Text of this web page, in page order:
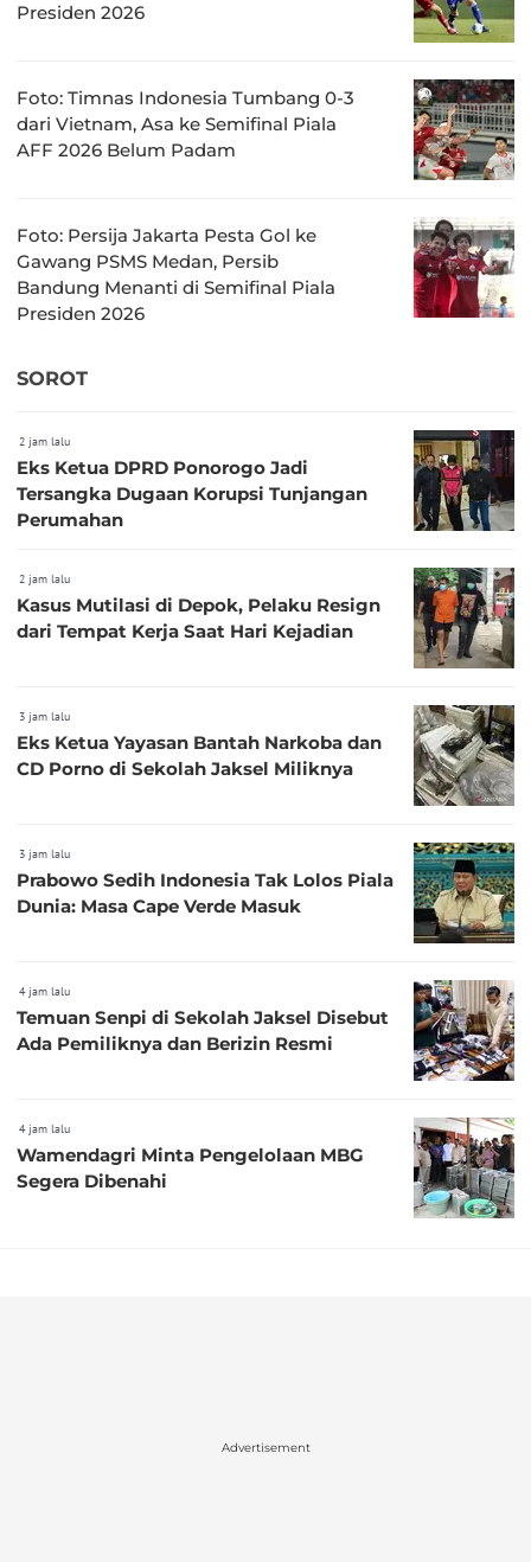
Presiden 2026
Foto: Timnas Indonesia Tumbang 0-3
dari Vietnam, Asa ke Semifinal Piala
AFF 2026 Belum Padam
Foto: Persija Jakarta Pesta Gol ke
Gawang PSMS Medan, Persib
Bandung Menanti di Semifinal Piala
Presiden 2026
SOROT
2 jam lalu
Eks Ketua DPRD Ponorogo Jadi
Tersangka Dugaan Korupsi Tunjangan
Perumahan
2 jam lalu
Kasus Mutilasi di Depok, Pelaku Resign
dari Tempat Kerja Saat Hari Kejadian
3 jam lalu
Eks Ketua Yayasan Bantah Narkoba dan
CD Porno di Sekolah Jaksel Miliknya
3 jam lalu
Prabowo Sedih Indonesia Tak Lolos Piala
Dunia: Masa Cape Verde Masuk
4 jam lalu
Temuan Senpi di Sekolah Jaksel Disebut
Ada Pemiliknya dan Berizin Resmi
4 jam lalu
Wamendagri Minta Pengelolaan MBG
Segera Dibenahi
Advertisement